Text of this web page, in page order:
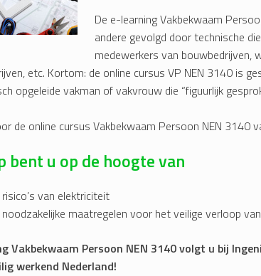
De e-learning Vakbekwaam
andere gevolgd door technische
medewerkers van bouwbedrijven,
etc. Kortom: de online cursus VP NEN 3140 is
opgeleide vakman of vakvrouw die “figuurlijk
de online cursus Vakbekwaam Persoon NEN 3140
bent u op de hoogte van
risico’s van elektriciteit
noodzakelijke maatregelen voor het veilige verloop
Vakbekwaam Persoon NEN 3140 volgt u bij
werkend Nederland!